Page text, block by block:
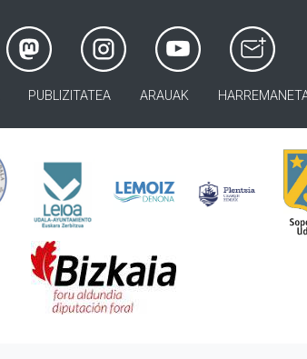
PUBLIZITATEA ARAUAK